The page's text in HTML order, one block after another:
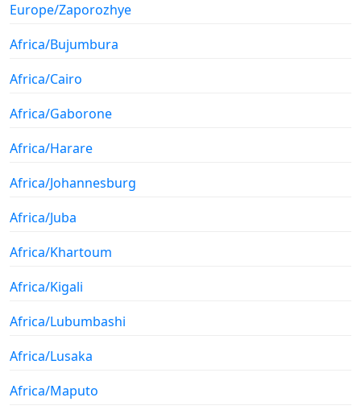
Europe/Zaporozhye
Africa/Bujumbura
Africa/Cairo
Africa/Gaborone
Africa/Harare
Africa/Johannesburg
Africa/Juba
Africa/Khartoum
Africa/Kigali
Africa/Lubumbashi
Africa/Lusaka
Africa/Maputo